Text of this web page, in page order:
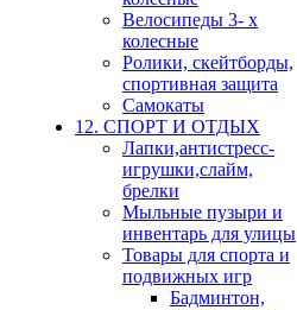
Велосипеды 3- х
колесные
Ролики, скейтборды,
спортивная защита
Самокаты
12. СПОРТ И ОТДЫХ
Лапки,антистресс-
игрушки,слайм,
брелки
Мыльные пузыри и
инвентарь для улицы
Товары для спорта и
подвижных игр
Бадминтон,